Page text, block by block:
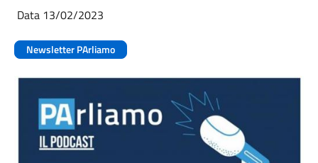
Data 13/02/2023
Newsletter PArliamo